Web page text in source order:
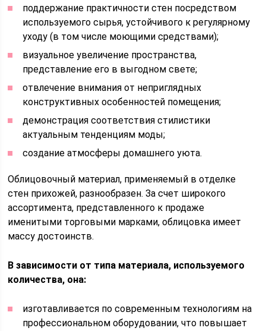
поддержание практичности стен посредством
используемого сырья, устойчивого к регулярному
уходу (в том числе моющими средствами);
визуальное увеличение пространства,
представление его в выгодном свете;
отвлечение внимания от неприглядных
конструктивных особенностей помещения;
демонстрация соответствия стилистики
актуальным тенденциям моды;
создание атмосферы домашнего уюта.
Облицовочный материал, применяемый в отделке
стен прихожей, разнообразен. За счет широкого
ассортимента, представленного к продаже
именитыми торговыми марками, облицовка имеет
массу достоинств.
В зависимости от типа материала, используемого
количества, она:
изготавливается по современным технологиям на
профессиональном оборудовании, что повышает